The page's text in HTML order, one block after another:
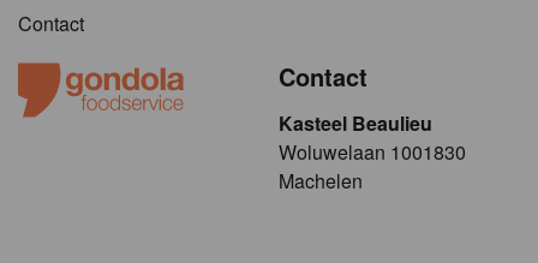
Contact
Contact
Kasteel Beaulieu
​​​Woluwelaan 1001830
Machelen